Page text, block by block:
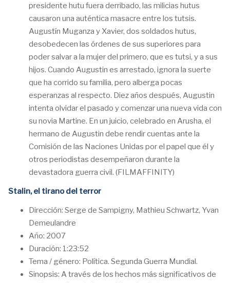
presidente hutu fuera derribado, las milicias hutus
causaron una auténtica masacre entre los tutsis.
Augustín Muganza y Xavier, dos soldados hutus,
desobedecen las órdenes de sus superiores para
poder salvar a la mujer del primero, que es tutsi, y a sus
hijos. Cuando Augustin es arrestado, ignora la suerte
que ha corrido su familia, pero alberga pocas
esperanzas al respecto. Diez años después, Augustin
intenta olvidar el pasado y comenzar una nueva vida con
su novia Martine. En un juicio, celebrado en Arusha, el
hermano de Augustin debe rendir cuentas ante la
Comisión de las Naciones Unidas por el papel que él y
otros periodistas desempeñaron durante la
devastadora guerra civil. (FILMAFFINITY)
Stalin, el tirano del terror
Dirección: Serge de Sampigny, Mathieu Schwartz, Yvan
Demeulandre
Año: 2007
Duración: 1:23:52
Tema / género: Política. Segunda Guerra Mundial.
Sinopsis: A través de los hechos más significativos de